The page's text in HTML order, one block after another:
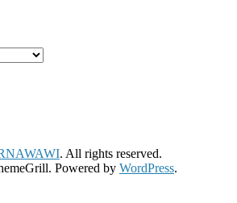
. All rights reserved.
Powered by WordPress.